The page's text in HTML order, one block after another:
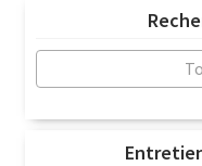
au
plus
ancien